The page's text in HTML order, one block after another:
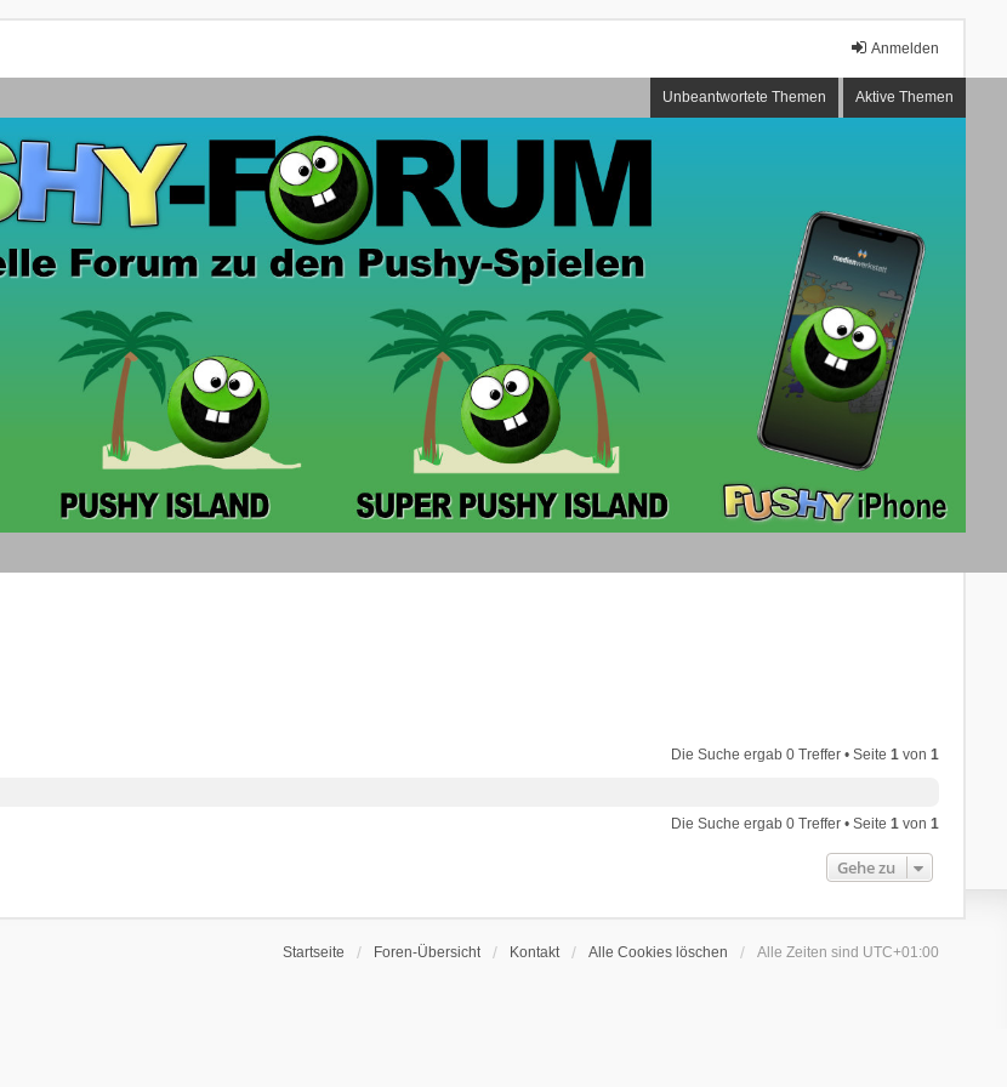
Anmelden
Unbeantwortete Themen Aktive Themen
Die Suche ergab 0 Treffer • Seite1 von1
Die Suche ergab 0 Treffer • Seite1 von1
Gehe zu
Startseite Foren-Übersicht Kontakt Alle Cookies löschen Alle Zeiten sind UTC+01:00